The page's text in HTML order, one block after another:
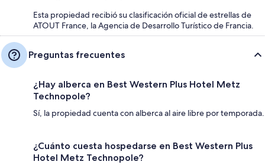
Esta propiedad recibió su clasificación oficial de estrellas de
ATOUT France, la Agencia de Desarrollo Turístico de Francia.
Preguntas frecuentes
¿Hay alberca en Best Western Plus Hotel Metz
Technopole?
Sí, la propiedad cuenta con alberca al aire libre por temporada.
¿Cuánto cuesta hospedarse en Best Western Plus
Hotel Metz Technopole?